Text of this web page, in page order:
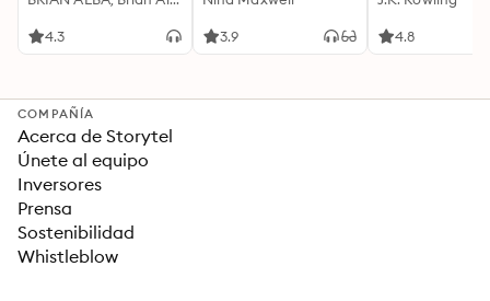
Ideas Revolucionarias
4.3 3.9 4.8
COMPAÑÍA
Acerca de Storytel
Únete al equipo
Inversores
Prensa
Sostenibilidad
Whistleblow